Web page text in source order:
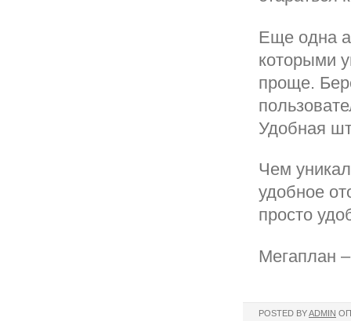
Еще одна
которыми
проще.
Удобная
Чем
удобное
просто
Мегаплан
POSTED BYADMIN